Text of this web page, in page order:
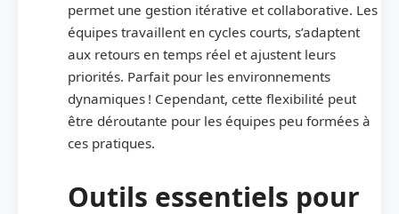
permet une gestion itérative et collaborative. Les
équipes travaillent en cycles courts, s’adaptent
aux retours en temps réel et ajustent leurs
priorités. Parfait pour les environnements
dynamiques ! Cependant, cette flexibilité peut
être déroutante pour les équipes peu formées à
ces pratiques.
Outils essentiels pour